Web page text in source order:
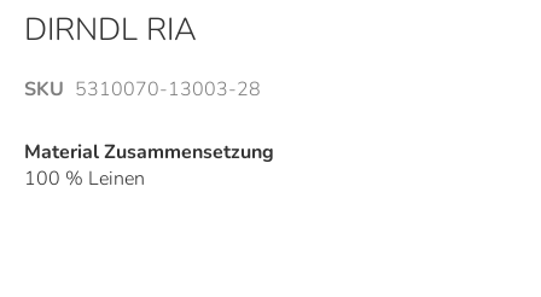
DIRNDL RIA
SKU 5310070-13003-28
Material Zusammensetzung
100 % Leinen
Anfang
der
Bildergalerie
springen